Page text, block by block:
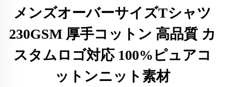
メンズオーバーサイズTシャツ
230GSM 厚手コットン 高品質 カ
スタムロゴ対応 100%ピュアコ
ットンニット素材